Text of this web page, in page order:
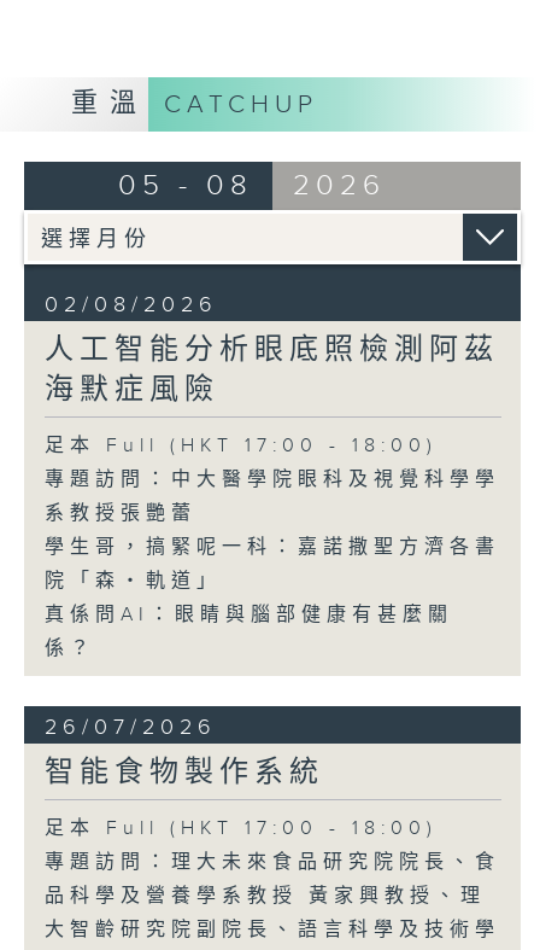
重溫 CATCHUP
05 - 08 2026
02/08/2026
人工智能分析眼底照檢測阿茲
海默症風險
足本 Full (HKT 17:00 - 18:00)
專題訪問：中大醫學院眼科及視覺科學學
系教授張艷蕾
學生哥，搞緊呢一科：嘉諾撒聖方濟各書
院「森・軌道」
真係問AI：眼睛與腦部健康有甚麼關
係？
26/07/2026
智能食物製作系統
足本 Full (HKT 17:00 - 18:00)
專題訪問：理大未來食品研究院院長、食
品科學及營養學系教授 黃家興教授、理
大智齡研究院副院長、語言科學及技術學